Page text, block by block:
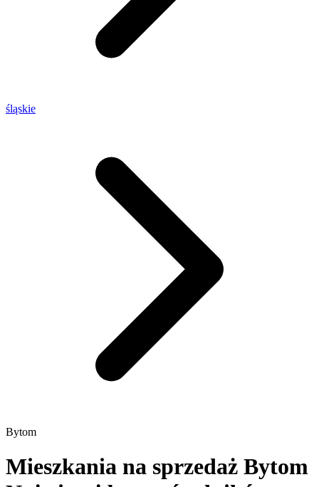
śląskie
Bytom
Mieszkania na sprzedaż Bytom